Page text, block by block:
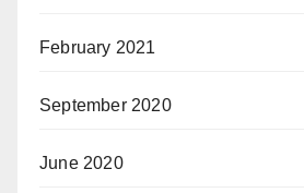
February 2021
September 2020
June 2020